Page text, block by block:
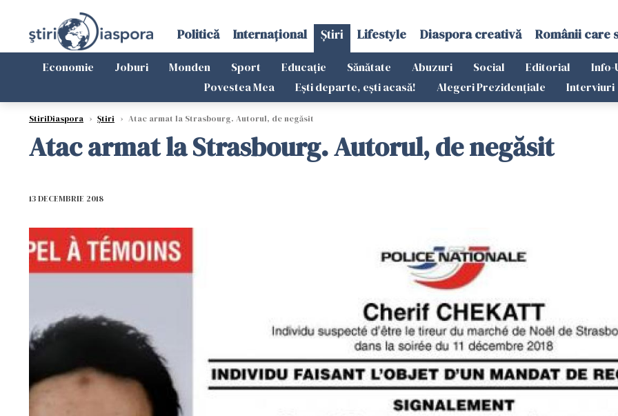
Politică Internațional Știri Lifestyle Diaspora creativă Românii care
Economie Joburi Monden Sport Educație Sănătate Abuzuri Social Editorial Info-
Povestea Mea
Ești departe, ești acasă! Alegeri Prezidențiale Interviuri
StiriDiaspora › Știri › Atac armat la Strasbourg. Autorul, de negăsit
Atac armat la Strasbourg. Autorul, de negăsit
13 DECEMBRIE 2018